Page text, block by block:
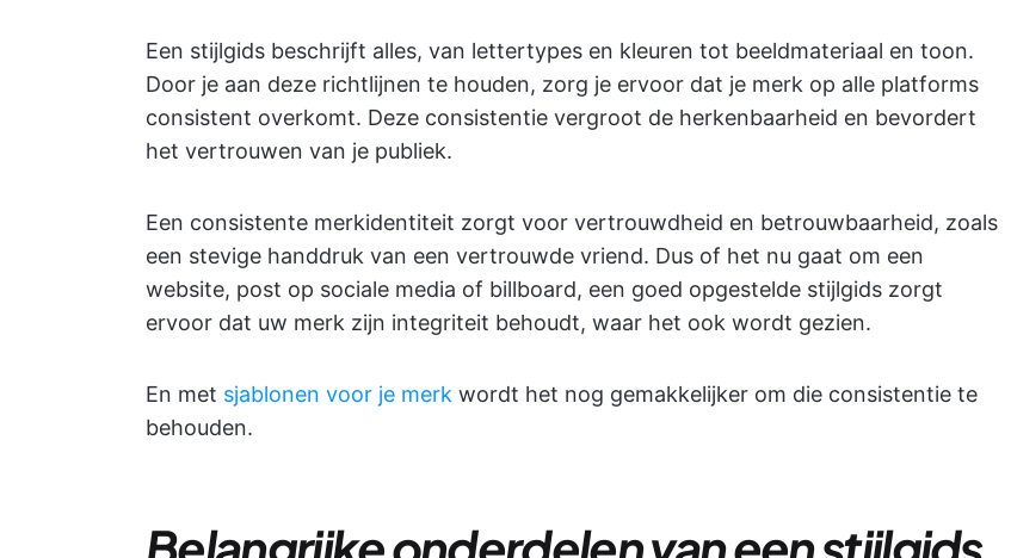
Een stijlgids beschrijft alles, van lettertypes en kleuren tot beeldmateriaal en toon.
Door je aan deze richtlijnen te houden, zorg je ervoor dat je merk op alle platforms
consistent overkomt. Deze consistentie vergroot de herkenbaarheid en bevordert
het vertrouwen van je publiek.
Een consistente merkidentiteit zorgt voor vertrouwdheid en betrouwbaarheid, zoals
een stevige handdruk van een vertrouwde vriend. Dus of het nu gaat om een
website, post op sociale media of billboard, een goed opgestelde stijlgids zorgt
ervoor dat uw merk zijn integriteit behoudt, waar het ook wordt gezien.
En met sjablonen voor je merk wordt het nog gemakkelijker om die consistentie te
behouden.